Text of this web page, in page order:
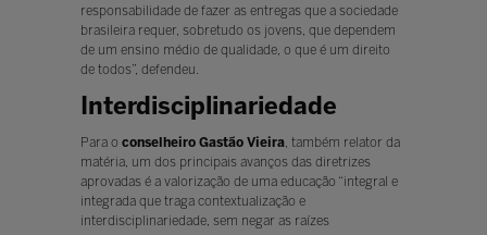
responsabilidade de fazer as entregas que a sociedade
brasileira requer, sobretudo os jovens, que dependem
de um ensino médio de qualidade, o que é um direito
de todos”, defendeu.
Interdisciplinariedade
Para o conselheiro Gastão Vieira, também relator da
matéria, um dos principais avanços das diretrizes
aprovadas é a valorização de uma educação “integral e
integrada que traga contextualização e
interdisciplinariedade, sem negar as raízes